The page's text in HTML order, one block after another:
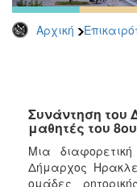
Αρχική
2026
2025
2022
2021
2020
Συνάντηση του
μαθητές του
Μια
Δήμαρχος
ομάδες